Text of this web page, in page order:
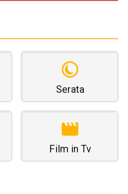
Serata
Film in Tv